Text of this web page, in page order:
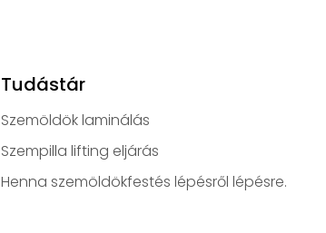
Tudástár
Szemöldök laminálás
Szempilla lifting eljárás
Henna szemöldökfestés lépésről lépésre.